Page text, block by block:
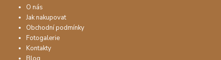
O nás
Jak nakupovat
Obchodní podmínky
Fotogalerie
Kontakty